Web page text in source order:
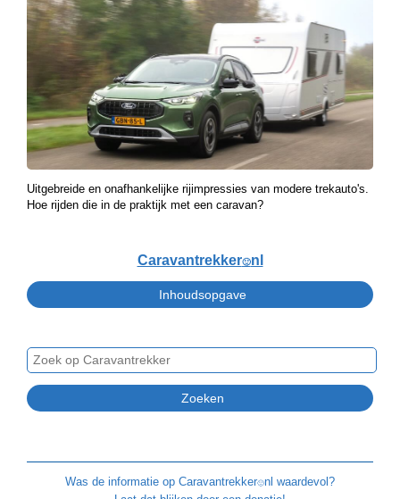
Uitgebreide en onafhankelijke rijimpressies van modere trekauto's.
Hoe rijden die in de praktijk met een caravan?
Caravantrekker🙂nl
Was de informatie op Caravantrekker🙂nl waardevol?